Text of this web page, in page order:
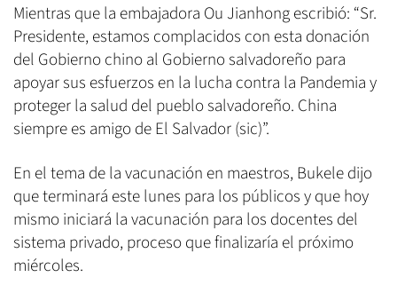
Mientras que la embajadora Ou Jianhong escribió: “Sr.
Presidente, estamos complacidos con esta donación
del Gobierno chino al Gobierno salvadoreño para
apoyar sus esfuerzos en la lucha contra la Pandemia y
proteger la salud del pueblo salvadoreño. China
siempre es amigo de El Salvador (sic)”.
En el tema de la vacunación en maestros, Bukele dijo
que terminará este lunes para los públicos y que hoy
mismo iniciará la vacunación para los docentes del
sistema privado, proceso que finalizaría el próximo
miércoles.